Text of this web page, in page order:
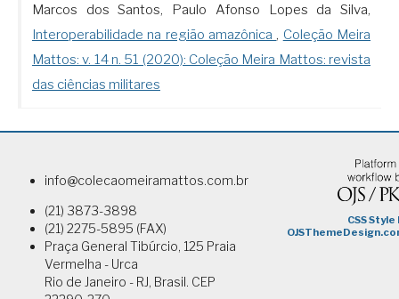
Marcos dos Santos, Paulo Afonso Lopes da Silva,
Interoperabilidade na região amazônica , Coleção Meira
Mattos: v. 14 n. 51 (2020): Coleção Meira Mattos: revista
das ciências militares
info@colecaomeiramattos.com.br
(21) 3873-3898
(21) 2275-5895 (FAX)
Praça General Tibúrcio, 125 Praia
Vermelha - Urca
Rio de Janeiro - RJ, Brasil. CEP